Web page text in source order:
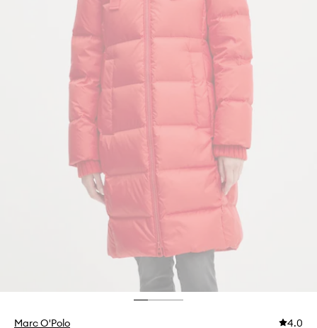
Marc O'Polo 4.0